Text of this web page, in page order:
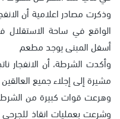
وذكرت مصادر اعلامية أن
الواقع في ساحة
أسفل المبنى يوجد مطعم
وأكدت الشرطة، أن الانفجار
مشيرة إلى إجلاء جميع
وهرعت قوات كبيرة من